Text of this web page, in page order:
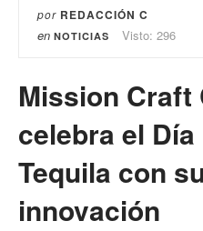
por REDACCIÓN C
en NOTICIAS Visto: 296
Mission Craft
celebra el
Tequila con
innovación